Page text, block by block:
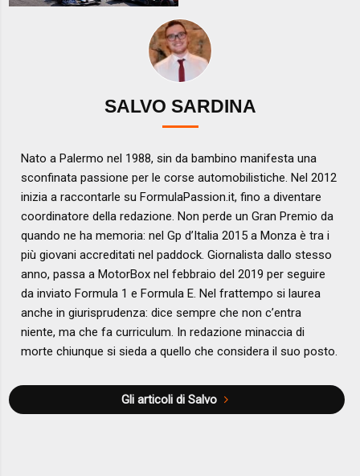
SALVO SARDINA
Nato a Palermo nel 1988, sin da bambino manifesta una
sconfinata passione per le corse automobilistiche. Nel 2012
inizia a raccontarle su FormulaPassion.it, fino a diventare
coordinatore della redazione. Non perde un Gran Premio da
quando ne ha memoria: nel Gp d’Italia 2015 a Monza è tra i
più giovani accreditati nel paddock. Giornalista dallo stesso
anno, passa a MotorBox nel febbraio del 2019 per seguire
da inviato Formula 1 e Formula E. Nel frattempo si laurea
anche in giurisprudenza: dice sempre che non c’entra
niente, ma che fa curriculum. In redazione minaccia di
morte chiunque si sieda a quello che considera il suo posto.
Gli articoli di Salvo